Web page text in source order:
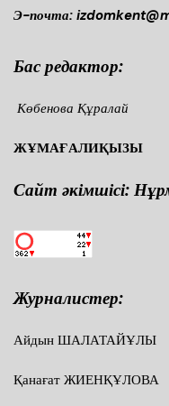
Э-почта:
Бас редактор:
Көбенова Құралай
ЖҰМАҒАЛИҚЫЗЫ
Сайт әкімшісі:
Журналистер:
Айдын ШАЛАТАЙҰЛЫ
Қанағат ЖИЕНҚҰЛОВА